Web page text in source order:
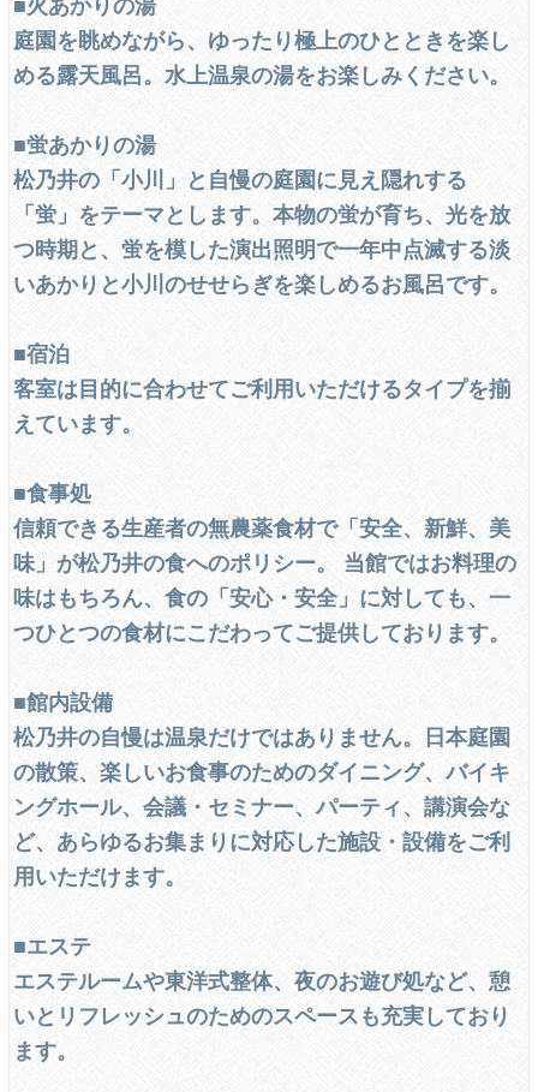
庭園を眺めながら、ゆったり極上のひとときを楽し
める露天風呂。水上温泉の湯をお楽しみください。
■蛍あかりの湯
松乃井の「小川」と自慢の庭園に見え隠れする
「蛍」をテーマとします。本物の蛍が育ち、光を放
つ時期と、蛍を模した演出照明で一年中点滅する淡
いあかりと小川のせせらぎを楽しめるお風呂です。
■宿泊
客室は目的に合わせてご利用いただけるタイプを揃
えています。
■食事処
信頼できる生産者の無農薬食材で「安全、新鮮、美
味」が松乃井の食へのポリシー。 当館ではお料理の
味はもちろん、食の「安心・安全」に対しても、一
つひとつの食材にこだわってご提供しております。
■館内設備
松乃井の自慢は温泉だけではありません。日本庭園
の散策、楽しいお食事のためのダイニング、バイキ
ングホール、会議・セミナー、パーティ、講演会な
ど、あらゆるお集まりに対応した施設・設備をご利
用いただけます。
■エステ
エステルームや東洋式整体、夜のお遊び処など、憩
いとリフレッシュのためのスペースも充実しており
ます。